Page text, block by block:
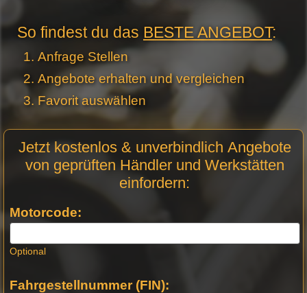
So findest du das BESTE ANGEBOT:
Anfrage Stellen
Angebote erhalten und vergleichen
Favorit auswählen
Anfrage
Stellen -
Jetzt kostenlos & unverbindlich Angebote
von geprüften Händler und Werkstätten
einfordern:
Motorcode:
Optional
Fahrgestellnummer (FIN):